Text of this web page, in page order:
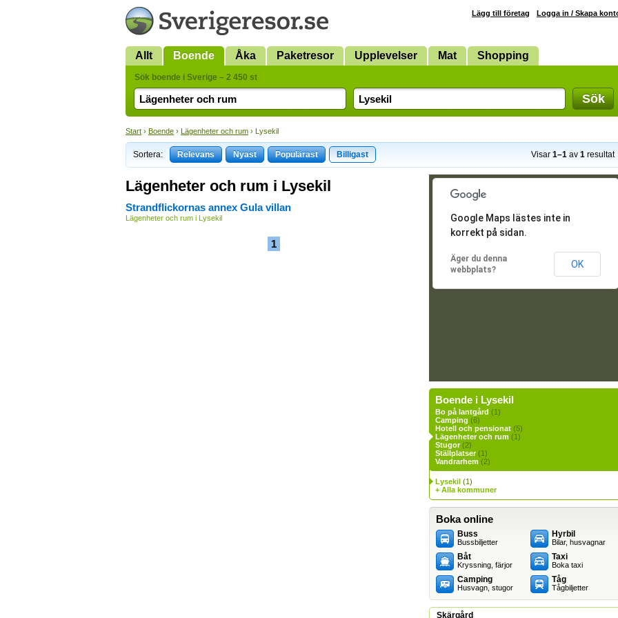
Lägg till företag Logga in / Skapa
Allt Boende Åka Paketresor Upplevelser Mat Shopping
Sök boende i Sverige – 2 450 st
Sök
Start › Boende › Lägenheter och rum › Lysekil
Sortera: Relevans Nyast Populärast Billigast Visar 1–1 av 1 resultat
Lägenheter och rum i Lysekil
Strandflickornas annex Gula villan
Lägenheter och rum i Lysekil
1
Google Maps lästes inte in
korrekt på sidan.
Äger du denna
webbplats?
OK
Boende i Lysekil
Bo på lantgård (1)
Camping (6)
Hotell och pensionat (5)
Lägenheter och rum (1)
Stugor(2)
Ställplatser(1)
Vandrarhem (2)
Lysekil (1)
+ Alla kommuner
Boka online
Buss
Bussbiljetter
Båt
Kryssning, färjor
Camping
Husvagn, stugor
Hyrbil
Bilar, husvagnar
Taxi
Boka taxi
Tåg
Tågbiljetter
Skärgård